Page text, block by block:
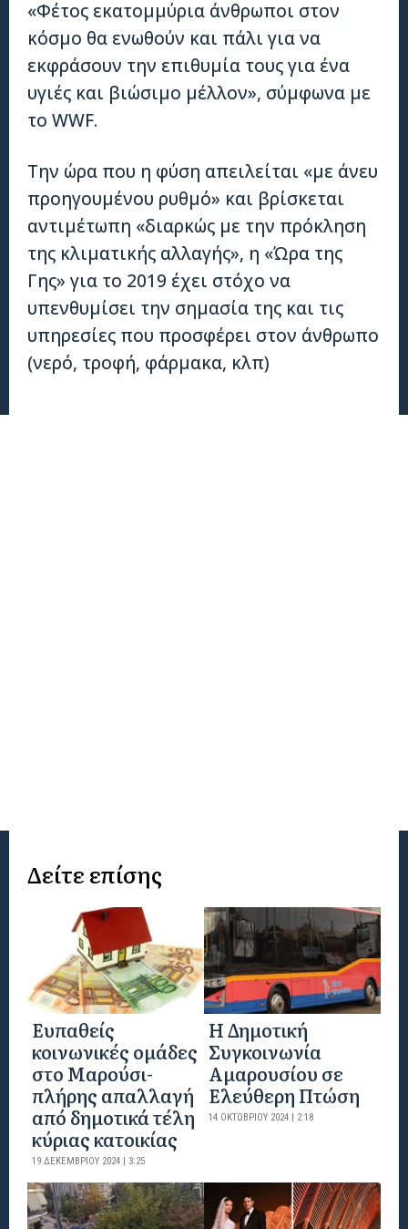
«Φέτος εκατομμύρια άνθρωποι στον
κόσμο θα ενωθούν και πάλι για να
εκφράσουν την επιθυμία τους για ένα
υγιές και βιώσιμο μέλλον», σύμφωνα με
το WWF.
Την ώρα που η φύση απειλείται «με άνευ
προηγουμένου ρυθμό» και βρίσκεται
αντιμέτωπη «διαρκώς με την πρόκληση
της κλιματικής αλλαγής», η «Ώρα της
Γης» για το 2019 έχει στόχο να
υπενθυμίσει την σημασία της και τις
υπηρεσίες που προσφέρει στον άνθρωπο
(νερό, τροφή, φάρμακα, κλπ)
Δείτε επίσης
Eυπαθείς
κοινωνικές ομάδες
στο Μαρούσι-
πλήρης απαλλαγή
από δημοτικά τέλη
κύριας κατοικίας
19 ΔΕΚΕΜΒΡΊΟΥ 2024 | 3:25
Η Δημοτική
Συγκοινωνία
Αμαρουσίου σε
Ελεύθερη Πτώση
14 ΟΚΤΩΒΡΊΟΥ 2024 | 2:18